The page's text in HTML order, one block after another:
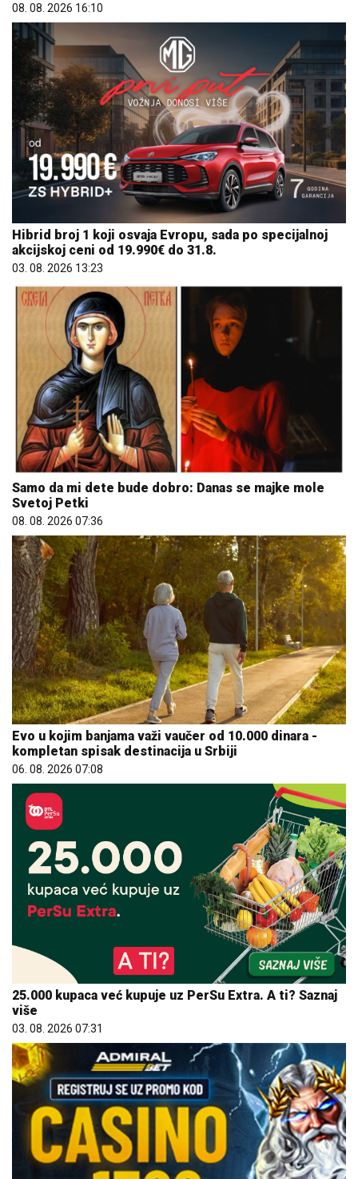
08. 08. 2026 16:10
Hibrid broj 1 koji osvaja Evropu, sada po specijalnoj
akcijskoj ceni od 19.990€ do 31.8.
03. 08. 2026 13:23
Samo da mi dete bude dobro: Danas se majke mole
Svetoj Petki
08. 08. 2026 07:36
Evo u kojim banjama važi vaučer od 10.000 dinara -
kompletan spisak destinacija u Srbiji
06. 08. 2026 07:08
25.000 kupaca već kupuje uz PerSu Extra. A ti? Saznaj
više
03. 08. 2026 07:31